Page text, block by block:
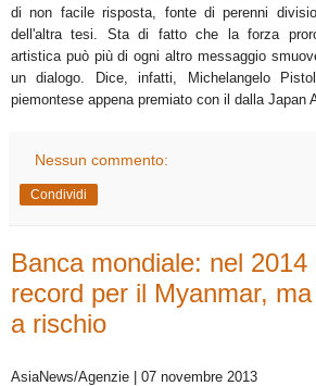
di non facile risposta, fonte di perenni
dell'altra tesi. Sta di fatto che la forza
artistica può più di ogni altro messaggio
un dialogo. Dice, infatti, Michelangelo
piemontese appena premiato con il dalla Japan
Nessun commento:
Condividi
Banca mondiale: nel 2014
record per il Myanmar,
a rischio
AsiaNews/Agenzie | 07 novembre 2013